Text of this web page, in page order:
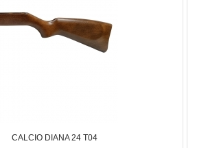
CALCIO DIANA 24 T04